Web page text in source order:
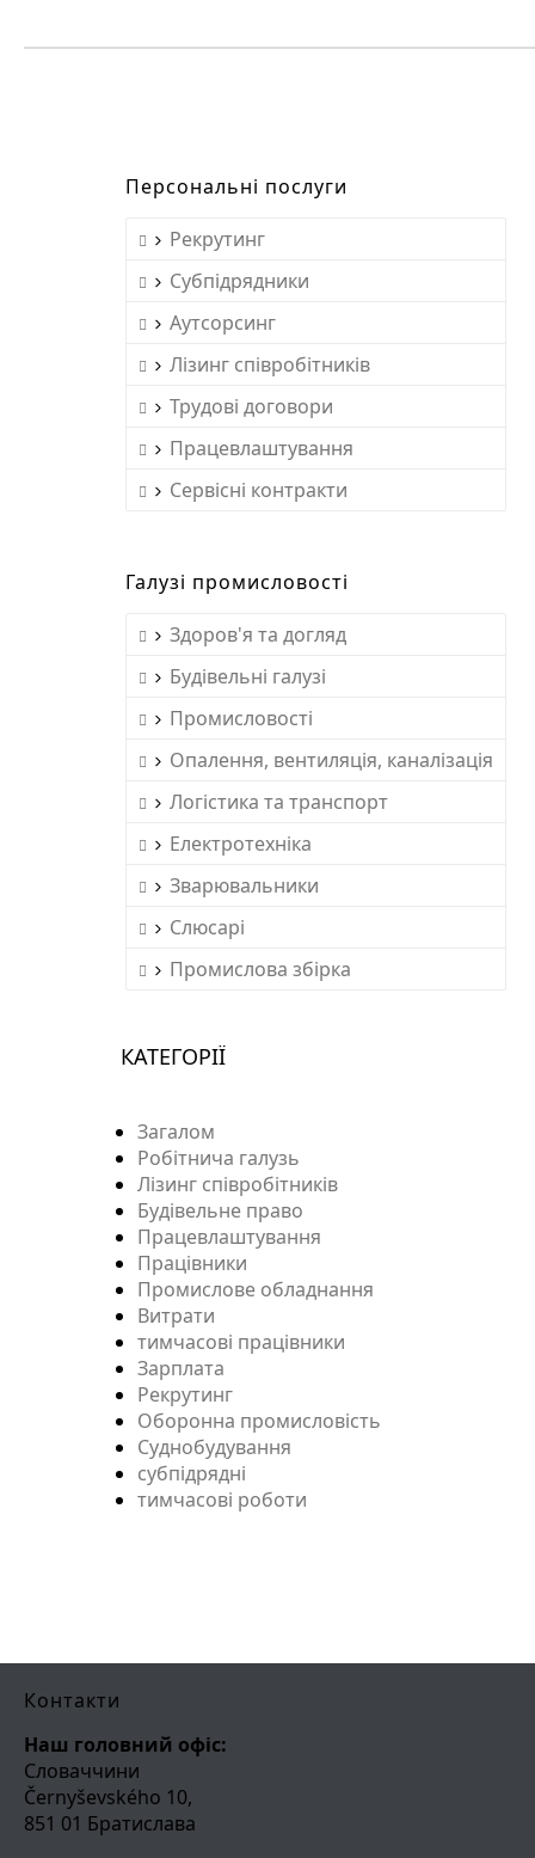
Персональні послуги
Рекрутинг
Субпідрядники
Аутсорсинг
Лізинг співробітників
Трудові договори
Працевлаштування
Сервісні контракти
Галузі промисловості
Здоров'я та догляд
Будівельні галузі
Промисловості
Опалення, вентиляція, каналізація
Логістика та транспорт
Електротехніка
Зварювальники
Слюсарі
Промислова збірка
КАТЕГОРІЇ
Загалом
Робітнича галузь
Лізинг співробітників
Будівельне право
Працевлаштування
Працівники
Промислове обладнання
Витрати
тимчасові працівники
Зарплата
Рекрутинг
Оборонна промисловість
Суднобудування
субпідрядні
тимчасові роботи
Контакти
Наш головний офіс:
Словаччини
Černyševského 10,
851 01 Братислава